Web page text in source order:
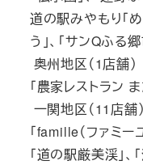
道の駅みやもり「
う」、「サンQふる
奥州地区（1店舗）
「農家レストラン
一関地区（11店舗）
「famille（ファミーユ
「道の駅厳美渓」、